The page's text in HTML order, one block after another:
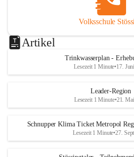
Volksschule
Artikel
Trinkwasserplan -
Lesezeit 1 Minute•17.
Leader-Region
Lesezeit 1 Minute•21.
Schnupper Klima Ticket Metropol
Lesezeit 1 Minute•27.